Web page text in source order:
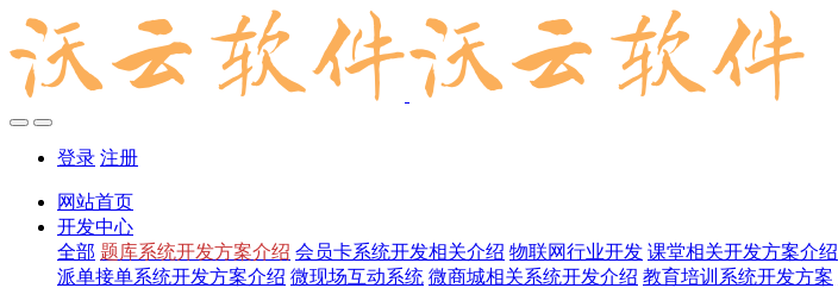
登录 注册
网站首页
开发中心
全部 题库系统开发方案介绍 会员卡系统开发相关介绍 物联网行业开发 课堂相关开发方案介绍
派单接单系统开发方案介绍 微现场互动系统 微商城相关系统开发介绍 教育培训系统开发方案